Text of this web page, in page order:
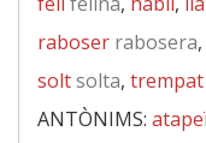
raboser rabosera,
soltsolta, trempat
ANTÒNIMS: